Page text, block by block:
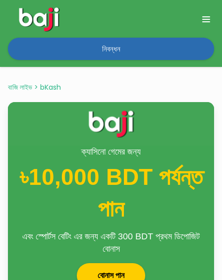
নিবন্ধন
বাজি লাইভ > bKash
ক্যাসিনো গেমের জন্য
৳10,000 BDTপর্যন্ত
পান
এবং স্পোর্টস বেটিং এর জন্য একটি 300 BDT প্রথম ডিপোজিট
বোনাস
বোনাস পান